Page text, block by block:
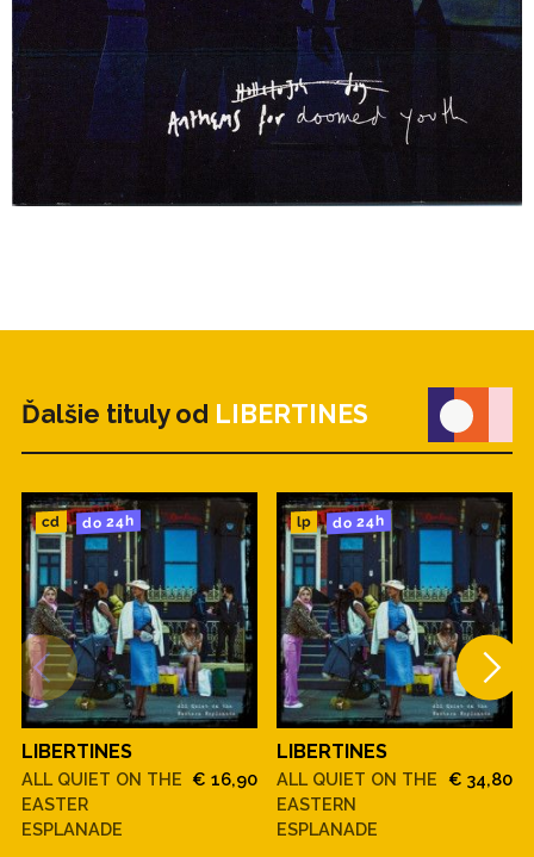
Ďalšie tituly od LIBERTINES
cd do 24h
LIBERTINES
ALL QUIET ON THE
EASTER
ESPLANADE
€ 16,90
lp do 24h
LIBERTINES
ALL QUIET ON THE
EASTERN
ESPLANADE
€ 34,80